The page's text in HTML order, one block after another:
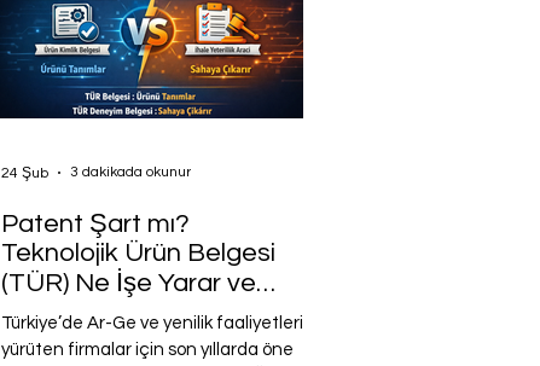
alımlarından tedarik zincirlerine
kadar uzanan yeni bir sanayi
stratejisinin temel unsuru haline
geliyor. Ancak bu gelişme Türkiye’de
Avrupa sanay
Patent Şart mı?
Teknolojik Ürün Belgesi
(TÜR) Ne İşe Yarar ve
Nasıl Alınır?
Türkiye’de Ar-Ge ve yenilik faaliyetleri
yürüten firmalar için son yıllarda öne
24 Şub 3 dakikada okunur